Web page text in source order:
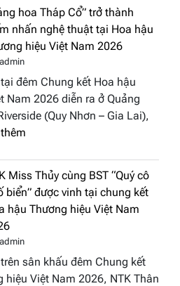
nhân
Hương
sắc
Nam
2026
đưa
hồn
Việt
“Đông
Phương
Hội
Global
Fashion
Week
2026
hoa Tháp Cổ” trở thành
nhấn nghệ thuật tại Hoa hậu
hiệu Việt Nam 2026
đêm Chung kết Hoa hậu
Nam 2026 diễn ra ở Quảng
(Quy Nhơn – Gia Lai),
Tháp
Cổ”
trở
nhấn
Miss Thủy cùng BST “Quý cô
biển” được vinh tại chung kết
hậu Thương hiệu Việt Nam
sân khấu đêm Chung kết
hiệu Việt Nam 2026, NTK Thân